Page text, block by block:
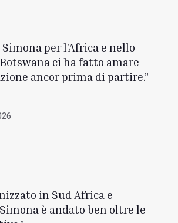
Simona per l'Africa e nello
ci ha fatto amare
ancor prima di partire.
in Sud Africa e
è andato ben oltre le